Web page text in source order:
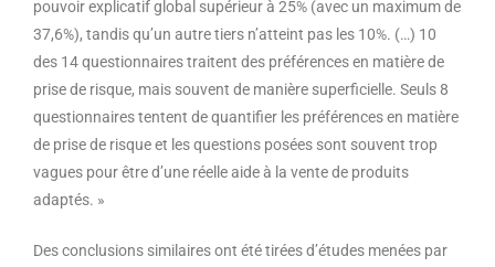
pouvoir explicatif global supérieur à 25% (avec un maximum de
37,6%), tandis qu’un autre tiers n’atteint pas les 10%. (…) 10
des 14 questionnaires traitent des préférences en matière de
prise de risque, mais souvent de manière superficielle. Seuls 8
questionnaires tentent de quantifier les préférences en matière
de prise de risque et les questions posées sont souvent trop
vagues pour être d’une réelle aide à la vente de produits
adaptés. »
Des conclusions similaires ont été tirées d’études menées par